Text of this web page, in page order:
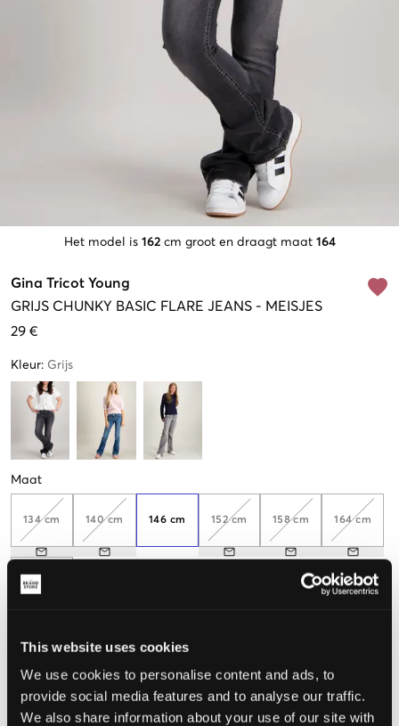
This website uses cookies
We use cookies to personalise content and ads, to
provide social media features and to analyse our traffic.
We also share information about your use of our site with
Het model is 162 cm groot en draagt maat 164
Gina Tricot Young
GRIJS CHUNKY BASIC FLARE JEANS - MEISJES
29 €
Kleur: Grijs
Maat
134 cm 140 cm 146 cm 152 cm 158 cm 164 cm
170 cm
Te klein Perfect Te groot